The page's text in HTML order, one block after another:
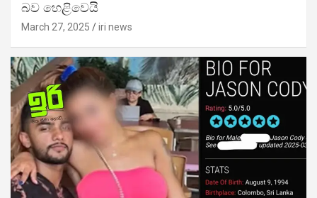
බව හෙළිවෙයි
March 27, 2025 iri news